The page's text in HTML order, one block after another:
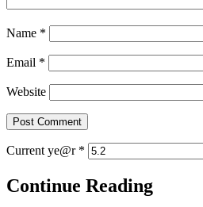
Name *
Email *
Website
Current ye@r *
Continue Reading